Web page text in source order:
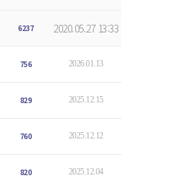
6237 2020.05.27 13:33
756 2026.01.13
829 2025.12.15
760 2025.12.12
820 2025.12.04